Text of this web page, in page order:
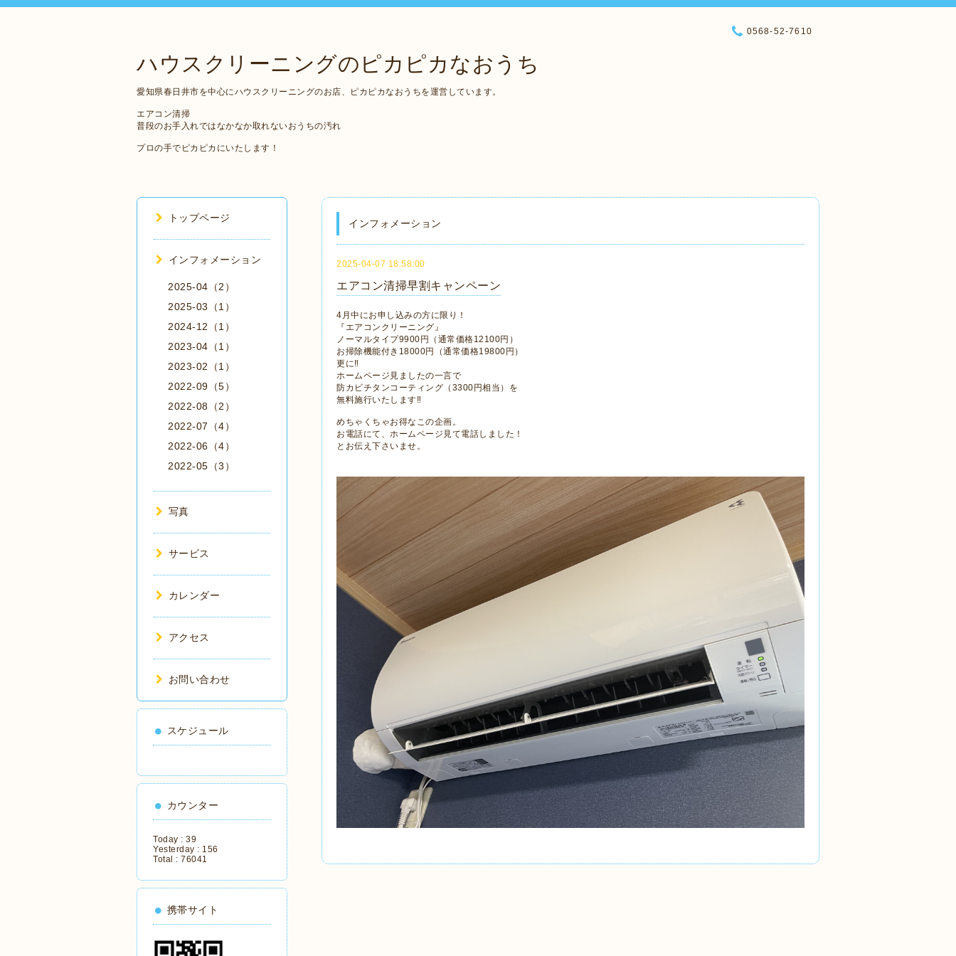
ハウスクリーニングのピカピカなおうち
愛知県春日井市を中心にハウスクリーニングのお店、ピカピカなおうちを運営しています。
エアコン清掃
普段のお手入れではなかなか取れないおうちの汚れ
プロの手でピカピカにいたします！
0568-52-7610
インフォメーション
2025-04-07 18:58:00
エアコン清掃早割キャンペーン
4月中にお申し込みの方に限り！
『エアコンクリーニング』
ノーマルタイプ9900円（通常価格12100円）
お掃除機能付き18000円（通常価格19800円）
更に‼️
ホームページ見ましたの一言で
防カビチタンコーティング（3300円相当）を
無料施行いたします‼️
めちゃくちゃお得なこの企画。
お電話にて、ホームページ見て電話しました！
とお伝え下さいませ。
トップページ
インフォメーション
2025-04（2）
2025-03（1）
2024-12（1）
2023-04（1）
2023-02（1）
2022-09（5）
2022-08（2）
2022-07（4）
2022-06（4）
2022-05（3）
写真
サービス
カレンダー
アクセス
お問い合わせ
スケジュール
カウンター
Today : 39
Yesterday : 156
Total : 76041
携帯サイト